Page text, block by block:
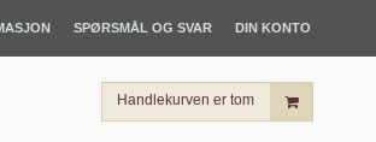
SPØRSMÅL OG SVAR DIN KONTO
Handlekurven er tom